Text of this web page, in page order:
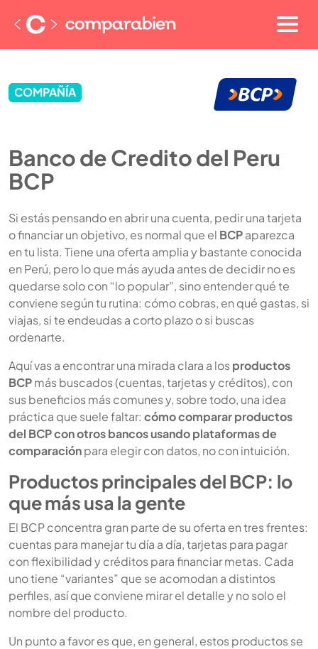
COMPAÑÍA
Banco de Credito del Peru
BCP
Si estás pensando en abrir una cuenta, pedir una tarjeta
o financiar un objetivo, es normal que el BCPaparezca
en tu lista. Tiene una oferta amplia y bastante conocida
en Perú, pero lo que más ayuda antes de decidir no es
quedarse solo con “lo popular”, sino entender qué te
conviene según tu rutina: cómo cobras, en qué gastas, si
viajas, si te endeudas a corto plazo o si buscas
ordenarte.
Aquí vas a encontrar una mirada clara a losproductos
BCPmás buscados (cuentas, tarjetas y créditos), con
sus beneficios más comunes y, sobre todo, una idea
práctica que suele faltar: cómo comparar productos
del BCP con otros bancos usando plataformas de
comparaciónpara elegir con datos, no con intuición.
Productos principales del BCP: lo
que más usa la gente
El BCP concentra gran parte de su oferta en tres frentes:
cuentas para manejar tu día a día, tarjetas para pagar
con flexibilidad y créditos para financiar metas. Cada
uno tiene “variantes” que se acomodan a distintos
perfiles, así que conviene mirar el detalle y no solo el
nombre del producto.
Un punto a favor es que, en general, estos productos se